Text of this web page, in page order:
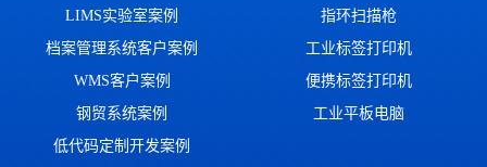
LIMS实验室案例
档案管理系统客户案例
WMS客户案例
钢贸系统案例
低代码定制开发案例
指环扫描枪
工业标签打印机
便携标签打印机
工业平板电脑